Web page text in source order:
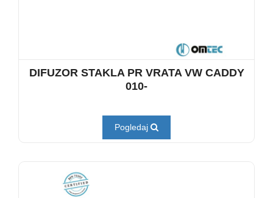
DIFUZOR STAKLA PR VRATA VW CADDY
010-
Pogledaj